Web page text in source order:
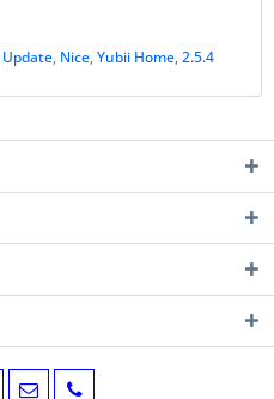
Update, Nice,Yubii Home,2.5.4